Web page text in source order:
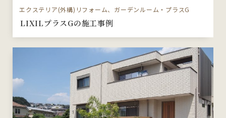
エクステリア(外構)リフォーム、ガーデンルーム・プラスG
LIXILプラスGの施工事例